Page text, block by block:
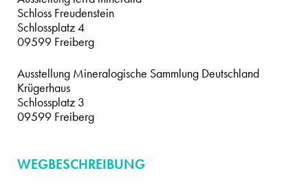
Schloss Freudenstein
Schlossplatz 4
09599 Freiberg
Ausstellung Mineralogische Sammlung Deutschland
Krügerhaus
Schlossplatz 3
09599 Freiberg
WEGBESCHREIBUNG